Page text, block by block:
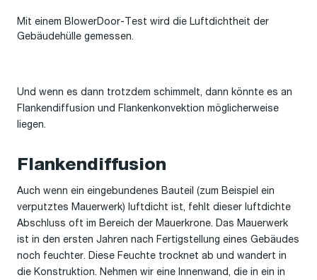
Mit einem BlowerDoor-Test wird die Luftdichtheit der
Gebäudehülle gemessen.
Und wenn es dann trotzdem schimmelt, dann könnte es an
Flankendiffusion und Flankenkonvektion möglicherweise
liegen.
Flankendiffusion
Auch wenn ein eingebundenes Bauteil (zum Beispiel ein
verputztes Mauerwerk) luftdicht ist, fehlt dieser luftdichte
Abschluss oft im Bereich der Mauerkrone. Das Mauerwerk
ist in den ersten Jahren nach Fertigstellung eines Gebäudes
noch feuchter. Diese Feuchte trocknet ab und wandert in
die Konstruktion. Nehmen wir eine Innenwand, die in ein in